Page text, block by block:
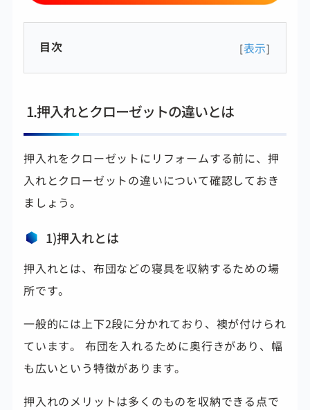
目次 [表示]
1.押入れとクローゼットの違いとは
押入れをクローゼットにリフォームする前に、押
入れとクローゼットの違いについて確認しておき
ましょう。
1)押入れとは
押入れとは、布団などの寝具を収納するための場
所です。
一般的には上下2段に分かれており、襖が付けられ
ています。 布団を入れるために奥行きがあり、幅
も広いという特徴があります。
押入れのメリットは多くのものを収納できる点で